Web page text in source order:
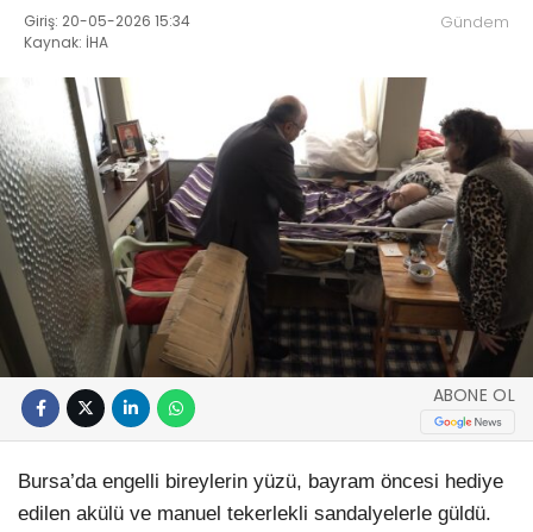
Giriş: 20-05-2026 15:34
Kaynak: İHA
Gündem
ABONE OL
Bursa’da engelli bireylerin yüzü, bayram öncesi hediye
edilen akülü ve manuel tekerlekli sandalyelerle güldü.